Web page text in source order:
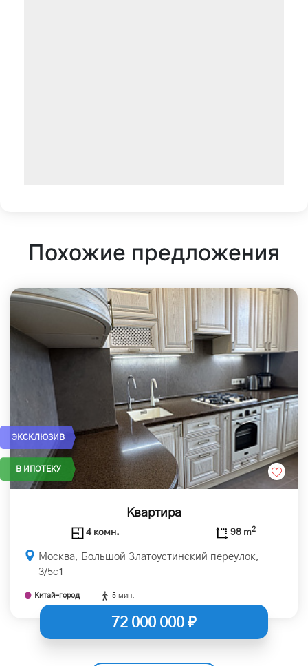
Похожие предложения
ЭКСКЛЮЗИВ
В ИПОТЕКУ
Квартира
4 комн. 98 m2
Москва, Большой Златоустинский переулок,
3/5с1
Китай-город 5 мин.
72 000 000 ₽